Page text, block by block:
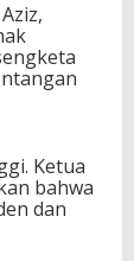
Ketua
bahwa
dan